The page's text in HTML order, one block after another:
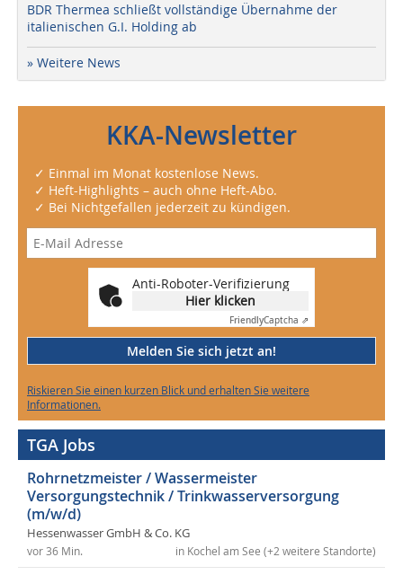
BDR Thermea schließt vollständige Übernahme der
italienischen G.I. Holding ab
» Weitere News
KKA-Newsletter
✓ Einmal im Monat kostenlose News.
✓ Heft-Highlights – auch ohne Heft-Abo.
✓ Bei Nichtgefallen jederzeit zu kündigen.
Anti-Roboter-Verifizierung
Hier klicken
FriendlyCaptcha ⇗
Melden Sie sich jetzt an!
Riskieren Sie einen kurzen Blick und erhalten Sie weitere
Informationen.
TGA Jobs
Rohrnetzmeister / Wassermeister
Versorgungstechnik / Trinkwasserversorgung
(m/w/d)
Hessenwasser GmbH & Co. KG
in Kochel am See (+2 weitere Standorte)
vor 36 Min.